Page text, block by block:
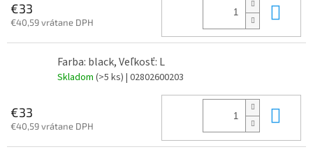
€33
€40,59 vrátane DPH
Farba: black, Veľkosť: L
Skladom (>5 ks) | 02802600203
€33
€40,59 vrátane DPH